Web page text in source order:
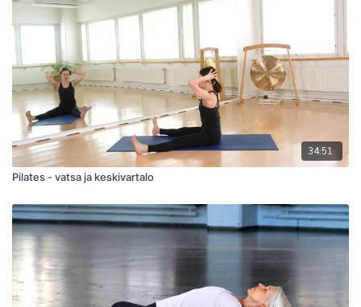
34:51
Pilates - vatsa ja keskivartalo